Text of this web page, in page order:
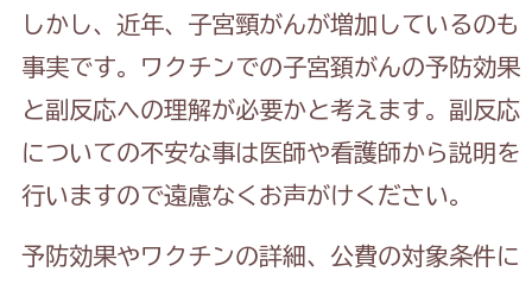
しかし、近年、子宮頸がんが増加しているのも
事実です。ワクチンでの子宮頚がんの予防効果
と副反応への理解が必要かと考えます。副反応
についての不安な事は医師や看護師から説明を
行いますので遠慮なくお声がけください。
予防効果やワクチンの詳細、公費の対象条件に